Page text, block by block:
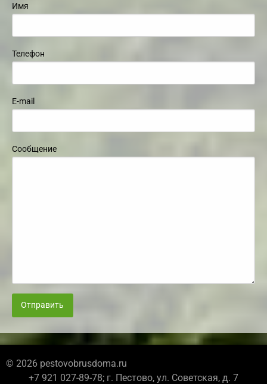
Имя
Телефон
E-mail
Сообщение
Отправить
© 2026 pestovobrusdoma.ru
+7 921 027-89-78; г. Пестово, ул. Советская, д. 7